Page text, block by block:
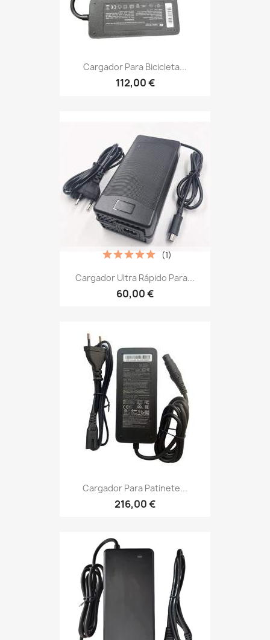
Cargador Para Bicicleta...
112,00 €
Cargador Ultra Rápido Para...
60,00 €
(1)
Cargador Para Patinete...
216,00 €